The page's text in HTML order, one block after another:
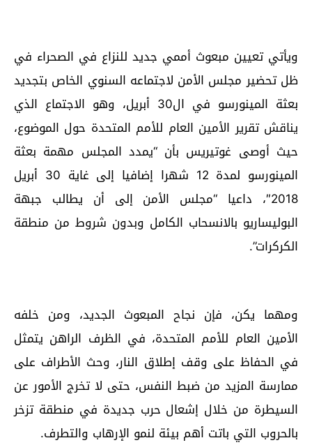
ويأتي تعيين مبعوث أممي جديد للنزاع في الصحراء في
ظل تحضير مجلس الأمن لاجتماعه السنوي الخاص بتجديد
بعثة المينورسو في ال30 أبريل، وهو الاجتماع الذي
يناقش تقرير الأمين العام للأمم المتحدة حول الموضوع،
حيث أوصى غوتيريس بأن “يمدد المجلس مهمة بعثة
المينورسو لمدة 12 شهرا إضافيا إلى غاية 30 أبريل
2018″، داعيا “مجلس الأمن إلى أن يطالب جبهة
البوليساريو بالانسحاب الكامل وبدون شروط من منطقة
الكركرات”.
ومهما يكن، فإن نجاح المبعوث الجديد، ومن خلفه
الأمين العام للأمم المتحدة، في الظرف الراهن يتمثل
في الحفاظ على وقف إطلاق النار، وحث الأطراف على
ممارسة المزيد من ضبط النفس، حتى لا تخرج الأمور عن
السيطرة من خلال إشعال حرب جديدة في منطقة تزخر
بالحروب التي باتت أهم بيئة لنمو الإرهاب والتطرف.